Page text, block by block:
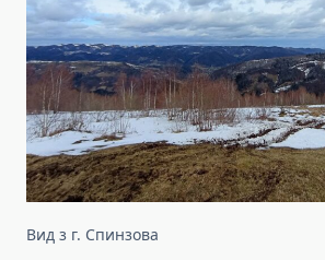
Вид з г. Спинзова